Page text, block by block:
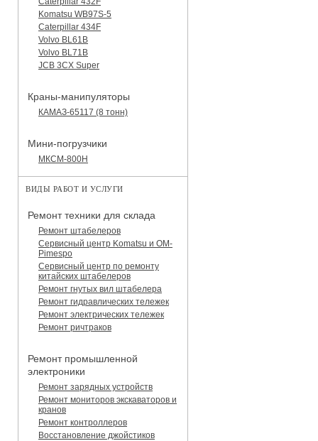
Komatsu WB97S-5
Caterpillar 434F
Volvo BL61B
Volvo BL71B
JCB 3CX Super
Краны-манипуляторы
КАМАЗ-65117 (8 тонн)
Мини-погрузчики
МКСМ-800H
ВИДЫ РАБОТ И УСЛУГИ
Ремонт техники для склада
Ремонт штабелеров
Сервисный центр Komatsu и OM-
Pimespo
Сервисный центр по ремонту
китайских штабелеров
Ремонт гнутых вил штабелера
Ремонт гидравлических тележек
Ремонт электрических тележек
Ремонт ричтраков
Ремонт промышленной
электроники
Ремонт зарядных устройств
Ремонт мониторов экскаваторов и
кранов
Ремонт контроллеров
Восстановление джойстиков